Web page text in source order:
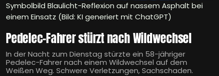
Symbolbild Blaulicht-Reflexion auf nassem Asphalt bei
einem Einsatz (Bild: KI generiert mit ChatGPT)
Pedelec-Fahrer stürzt nach Wildwechsel
In der Nacht zum Dienstag stürzte ein 58-jähriger
Pedelec-Fahrer nach einem Wildwechsel auf dem
Weißen Weg. Schwere Verletzungen, Sachschaden.